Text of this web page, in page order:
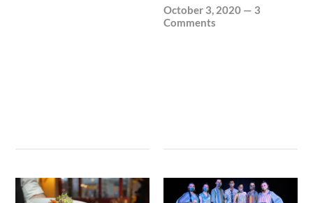
October 3, 2020 — 3
Comments